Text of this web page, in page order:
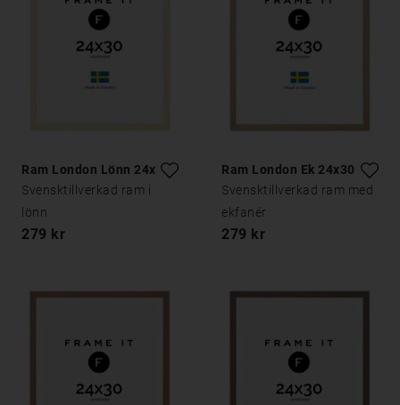
Ram London Lönn 24x30
Svensktillverkad ram i
lönn
279 kr
Ram London Ek 24x30
Svensktillverkad ram med
ekfanér
279 kr